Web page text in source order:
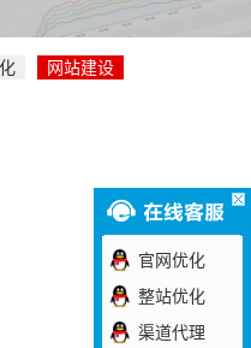
网站建设
官网优化
整站优化
渠道代理